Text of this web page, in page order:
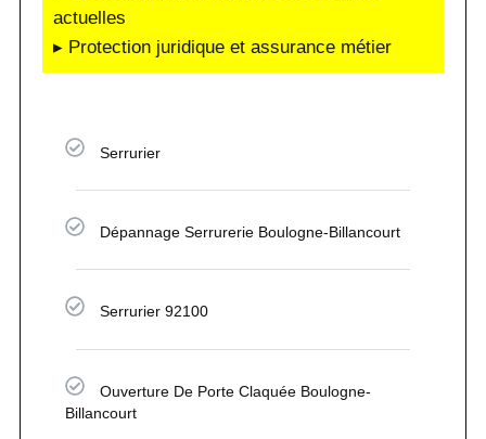
actuelles
▸ Protection juridique et assurance métier
Serrurier
Dépannage Serrurerie Boulogne-Billancourt
Serrurier 92100
Ouverture De Porte Claquée Boulogne-
Billancourt